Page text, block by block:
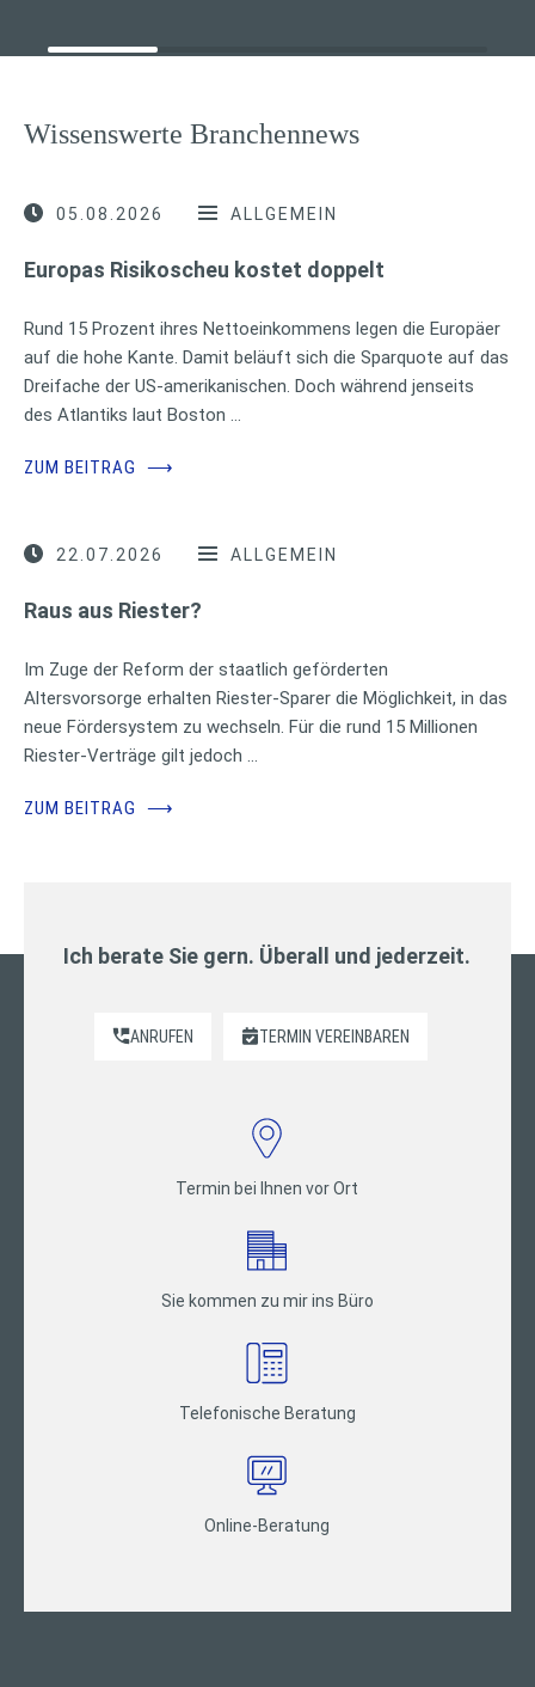
Wissenswerte Branchennews
05.08.2026 ALLGEMEIN
Europas Risikoscheu kostet doppelt
Rund 15 Prozent ihres Nettoeinkommens legen die Europäer
auf die hohe Kante. Damit beläuft sich die Sparquote auf das
Dreifache der US-amerikanischen. Doch während jenseits
des Atlantiks laut Boston …
ZUM BEITRAG ⟶
22.07.2026 ALLGEMEIN
Raus aus Riester?
Im Zuge der Reform der staatlich geförderten
Altersvorsorge erhalten Riester-Sparer die Möglichkeit, in das
neue Fördersystem zu wechseln. Für die rund 15 Millionen
Riester-Verträge gilt jedoch …
ZUM BEITRAG ⟶
Ich berate Sie gern. Überall und jederzeit.
ANRUFEN TERMIN VEREINBAREN
Termin bei Ihnen vor Ort
Sie kommen zu mir ins Büro
Telefonische Beratung
Online-Beratung